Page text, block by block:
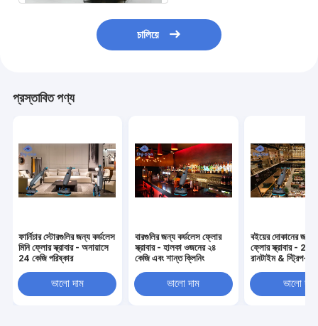
চালিয়ে
প্রস্তাবিত পণ্য
ফার্নিচার স্টোরগুলির জন্য কর্ডলেস
মিনি ফ্লোর স্ক্রাবার - অনায়াসে
24 কেজি পরিষ্কার
ভালো দাম
বারগুলির জন্য কর্ডলেস ফ্লোর
স্ক্রাবার - হালকা ওজনের ২৪
কেজি এবং শান্ত ক্লিনিং
ভালো দাম
বইয়ের দোকানের জন্য
ফ্লোর স্ক্রাবার -
রানটাইম & স্ট্রিপ-
ভালো দাম